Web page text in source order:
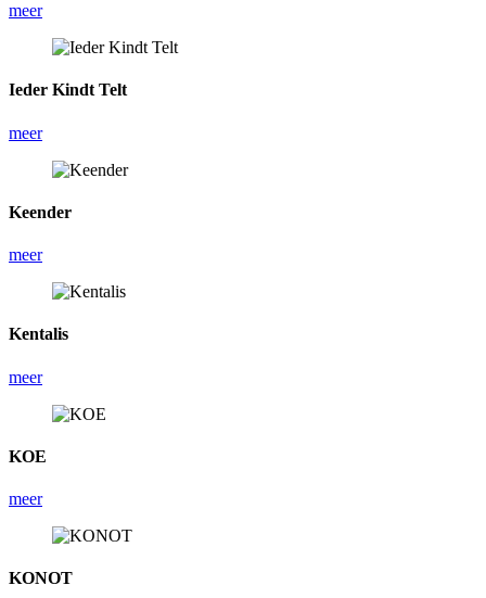
meer
Ieder Kindt Telt
meer
Keender
meer
Kentalis
meer
KOE
meer
KONOT